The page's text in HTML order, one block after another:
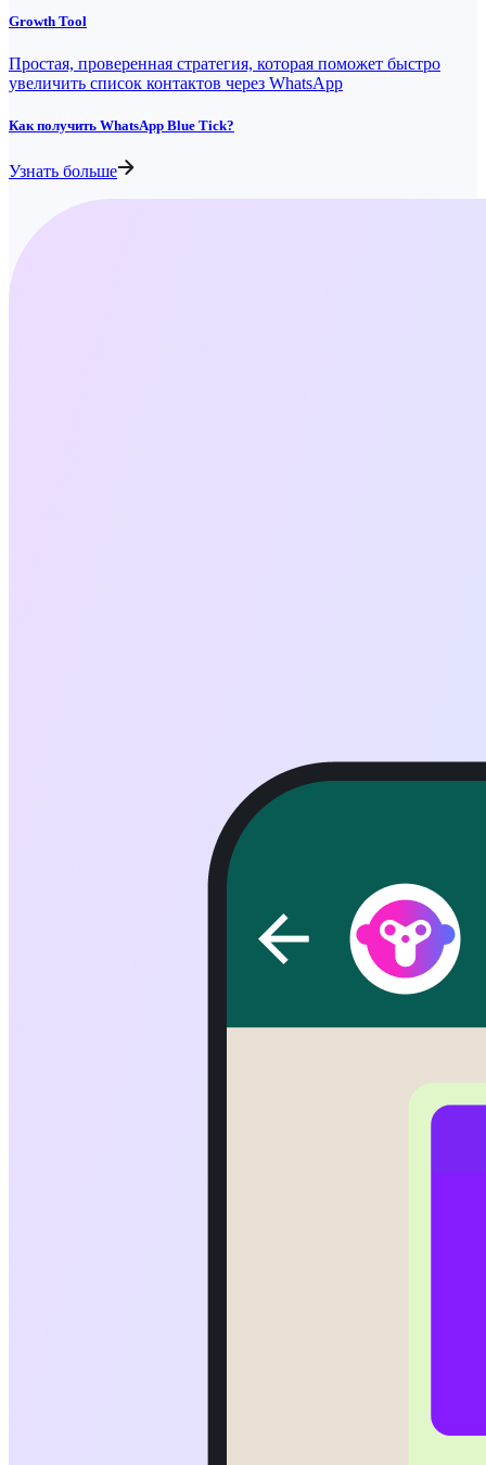
Growth Tool
Простая, проверенная стратегия, которая поможет быстро
увеличить список контактов через WhatsApp
Как получить WhatsApp Blue Tick?
Узнать больше